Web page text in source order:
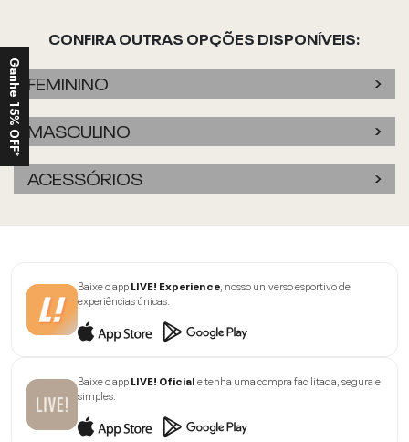
CONFIRA OUTRAS OPÇÕES DISPONÍVEIS:
FEMININO
MASCULINO
ACESSÓRIOS
Baixe o appLIVE! Experience, nosso universo esportivo de
experiências únicas.
Baixe o appLIVE! Oficiale tenha uma compra facilitada, segura e
simples.
Ganhe 15% OFF*